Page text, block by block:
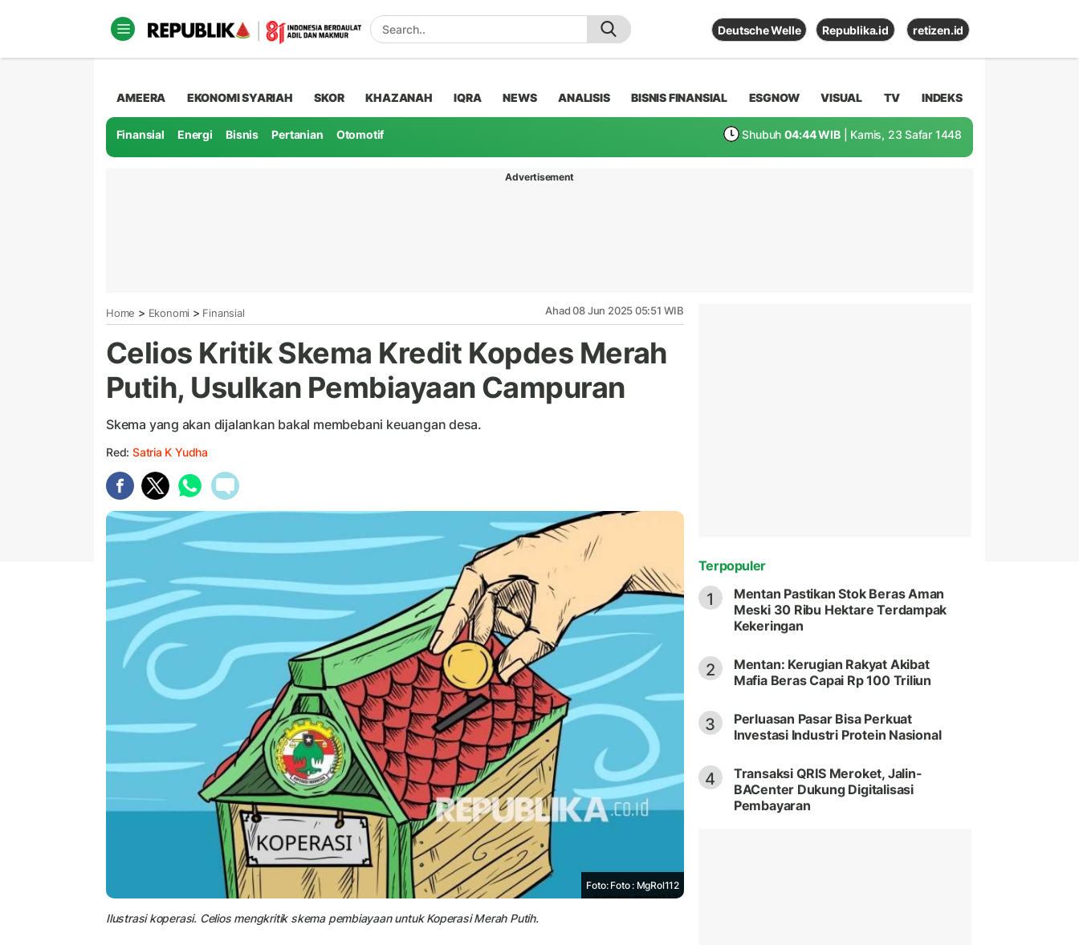
Deutsche Welle Republika.id retizen.id
AMEERA EKONOMI SYARIAH SKOR KHAZANAH IQRA NEWS ANALISIS BISNIS FINANSIAL ESGNOW VISUAL TV INDEKS
Finansial Energi Bisnis Pertanian Otomotif Shubuh 04:44 WIB | Kamis, 23 Safar 1448
Advertisement
Home > Ekonomi > Finansial Ahad 08 Jun 2025 05:51 WIB
Celios Kritik Skema Kredit Kopdes Merah
Putih, Usulkan Pembiayaan Campuran
Skema yang akan dijalankan bakal membebani keuangan desa.
Red: Satria K Yudha
Foto: Foto : MgRol112
Ilustrasi koperasi. Celios mengkritik skema pembiayaan untuk Koperasi Merah Putih.
Terpopuler
1
Mentan Pastikan Stok Beras Aman
Meski 30 Ribu Hektare Terdampak
Kekeringan
2
Mentan: Kerugian Rakyat Akibat
Mafia Beras Capai Rp 100 Triliun
3
Perluasan Pasar Bisa Perkuat
Investasi Industri Protein Nasional
4
Transaksi QRIS Meroket, Jalin-
BACenter Dukung Digitalisasi
Pembayaran